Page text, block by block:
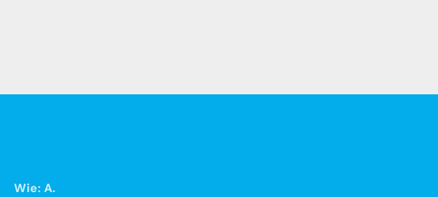
Wie: A.